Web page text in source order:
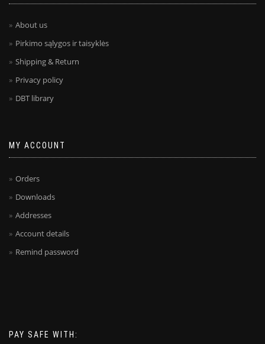
About us
Pirkimo sąlygos ir taisyklės
Shipping & Return
Privacy policy
DBT library
MY ACCOUNT
Orders
Downloads
Addresses
Account details
Remind password
PAY SAFE WITH: